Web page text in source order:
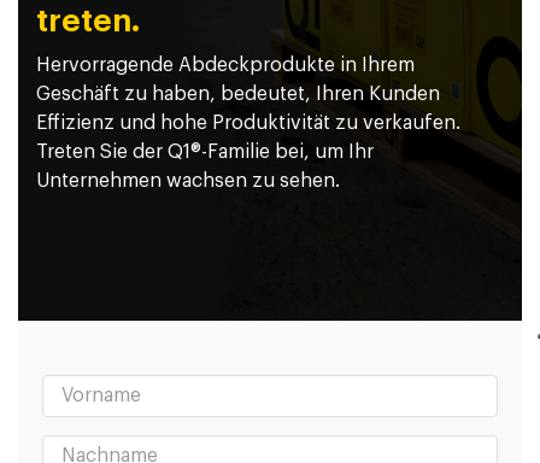
treten.
Hervorragende Abdeckprodukte in Ihrem
Geschäft zu haben, bedeutet, Ihren Kunden
Effizienz und hohe Produktivität zu verkaufen.
Treten Sie der Q1®-Familie bei, um Ihr
Unternehmen wachsen zu sehen.